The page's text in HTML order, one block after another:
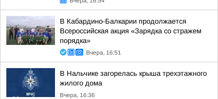
В Кабардино-Балкарии продолжается
Всероссийская акция «Зарядка со стражем
порядка»
Вчера, 16:51
В Нальчике загорелась крыша трехэтажного
жилого дома
Вчера, 16:36